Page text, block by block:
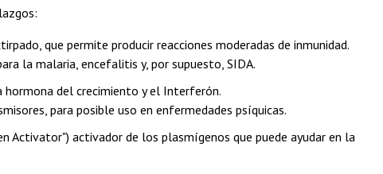
que permite producir reacciones moderadas de inmunidad.
la malaria, encefalitis y, por supuesto, SIDA.
hormona del crecimiento y el Interferón.
para posible uso en enfermedades psíquicas.
Activator") activador de los plasmígenos que puede ayudar en la